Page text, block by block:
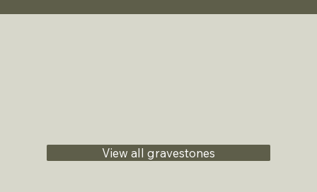
View all gravestones